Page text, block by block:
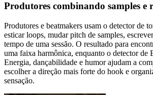
Produtores combinando samples e
Produtores e beatmakers usam o detector de
esticar loops, mudar pitch de samples,
tempo de uma sessão. O resultado para
uma faixa harmônica, enquanto o detector de
Energia, dançabilidade e humor ajudam a
escolher a direção mais forte do hook e
sensação.